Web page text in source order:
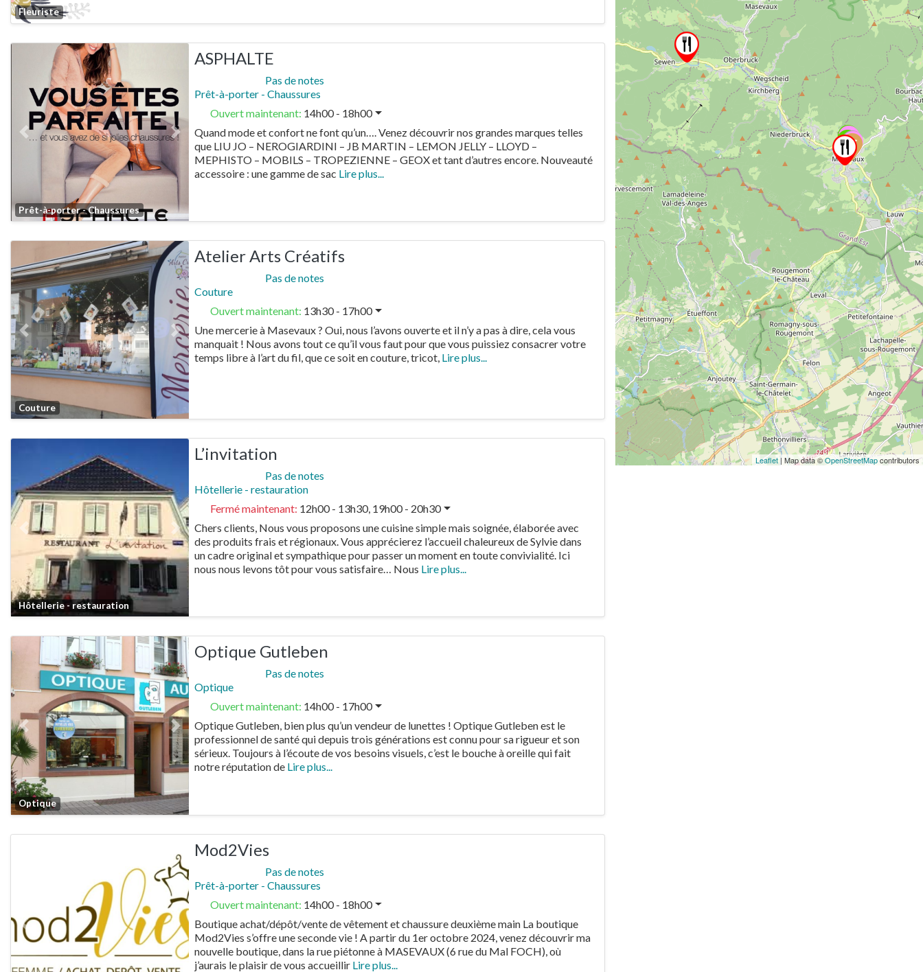
Fleuriste
Favorite
Prêt-à-porter - Chaussures
Previous Next
ASPHALTE
Pas de notes
Prêt-à-porter - Chaussures
Ouvert maintenant: 14h00 - 18h00
Quand mode et confort ne font qu’un…. Venez découvrir nos grandes marques telles
que LIU JO – NEROGIARDINI – JB MARTIN – LEMON JELLY – LLOYD –
MEPHISTO – MOBILS – TROPEZIENNE – GEOX et tant d’autres encore. Nouveauté
accessoire : une gamme de sac Lire plus...
Favorite
Couture
Previous Next
Atelier Arts Créatifs
Pas de notes
Couture
Ouvert maintenant: 13h30 - 17h00
Une mercerie à Masevaux ? Oui, nous l’avons ouverte et il n’y a pas à dire, cela vous
manquait ! Nous avons tout ce qu’il vous faut pour que vous puissiez consacrer votre
temps libre à l’art du fil, que ce soit en couture, tricot, Lire plus...
Favorite
Hôtellerie - restauration
Previous Next
L’invitation
Pas de notes
Hôtellerie - restauration
Fermé maintenant: 12h00 - 13h30, 19h00 - 20h30
Chers clients, Nous vous proposons une cuisine simple mais soignée, élaborée avec
des produits frais et régionaux. Vous apprécierez l’accueil chaleureux de Sylvie dans
un cadre original et sympathique pour passer un moment en toute convivialité. Ici
nous nous levons tôt pour vous satisfaire… Nous Lire plus...
Favorite
Optique
Previous Next
Optique Gutleben
Pas de notes
Optique
Ouvert maintenant: 14h00 - 17h00
Optique Gutleben, bien plus qu’un vendeur de lunettes ! Optique Gutleben est le
professionnel de santé qui depuis trois générations est connu pour sa rigueur et son
sérieux. Toujours à l’écoute de vos besoins visuels, c’est le bouche à oreille qui fait
notre réputation de Lire plus...
Previous Next
Mod2Vies
Pas de notes
Prêt-à-porter - Chaussures
Ouvert maintenant: 14h00 - 18h00
Boutique achat/dépôt/vente de vêtement et chaussure deuxième main La boutique
Mod2Vies s’offre une seconde vie ! A partir du 1er octobre 2024, venez découvrir ma
nouvelle boutique, dans la rue piétonne à MASEVAUX (6 rue du Mal FOCH), où
j’aurais le plaisir de vous accueillir Lire plus...
Leaflet | Map data ©OpenStreetMapcontributors